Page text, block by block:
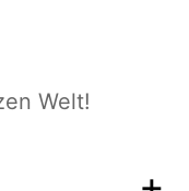
Welt!